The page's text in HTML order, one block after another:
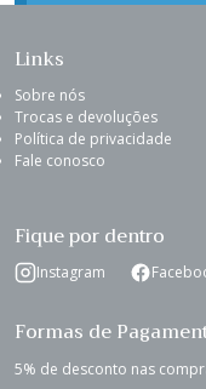
Links
Sobre nós
Trocas e devoluções
Política de privacidade
Fale conosco
Fique por dentro
Instagram
Formas de
5% de desconto nas